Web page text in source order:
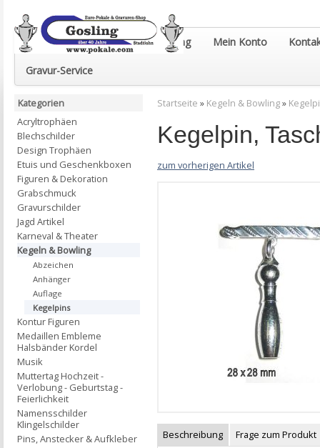
Euro-Pokale & Gravur-Shop Gosling Mein Konto
Gravur-Service
Startseite » Kegeln & Bowling»
Kegelpin,
zum vorherigen Artikel
Beschreibung Frage zum Produkt
Kategorien
Acryltrophäen
Blechschilder
Design Trophäen
Etuis und Geschenkboxen
Figuren & Dekoration
Grabschmuck
Gravurschilder
Jagd Artikel
Karneval & Theater
Kegeln & Bowling
Abzeichen
Anhänger
Auflage
Kegelpins
Kontur Figuren
Medaillen Embleme
Halsbänder Kordel
Musik
Muttertag Hochzeit -
Verlobung - Geburtstag -
Feierlichkeit
Namensschilder
Klingelschilder
Pins, Anstecker & Aufkleber